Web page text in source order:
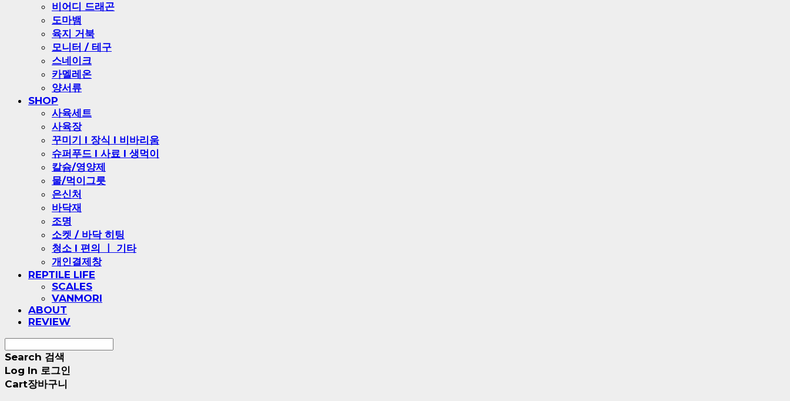
비어디 드래곤
도마뱀
육지 거북
모니터 / 테구
스네이크
카멜레온
양서류
SHOP
사육세트
사육장
꾸미기 l 장식 l 비바리움
슈퍼푸드 l 사료 l 생먹이
칼슘/영양제
물/먹이그릇
은신처
바닥재
조명
소켓 / 바닥 히팅
청소 l 편의 ㅣ 기타
개인결제창
REPTILE LIFE
SCALES
VANMORI
ABOUT
REVIEW
Search 검색
Log In 로그인
Cart장바구니